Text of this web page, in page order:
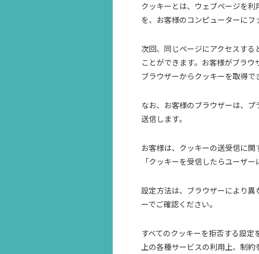
クッキーとは、ウェブページを
を、お客様のコンピューターにフ
次回、同じページにアクセスす
ことができます。お客様がブラ
ブラウザーからクッキーを取得で
なお、お客様のブラウザーは、
送信します。
お客様は、クッキーの送受信に関
「クッキーを受信したらユーザ
設定方法は、ブラウザーにより
ーでご確認ください。
すべてのクッキーを拒否する設
上の各種サービスの利用上、制